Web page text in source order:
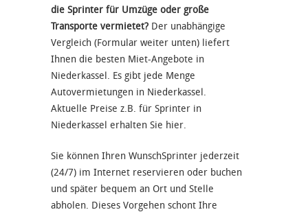
die Sprinter für Umzüge oder große
Transporte vermietet? Der unabhängige
Vergleich (Formular weiter unten) liefert
Ihnen die besten Miet-Angebote in
Niederkassel. Es gibt jede Menge
Autovermietungen in Niederkassel.
Aktuelle Preise z.B. für Sprinter in
Niederkassel erhalten Sie hier.
Sie können Ihren WunschSprinter jederzeit
(24/7) im Internet reservieren oder buchen
und später bequem an Ort und Stelle
abholen. Dieses Vorgehen schont Ihre